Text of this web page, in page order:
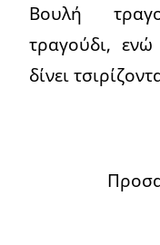
Βουλή
τραγούδι,
δίνει